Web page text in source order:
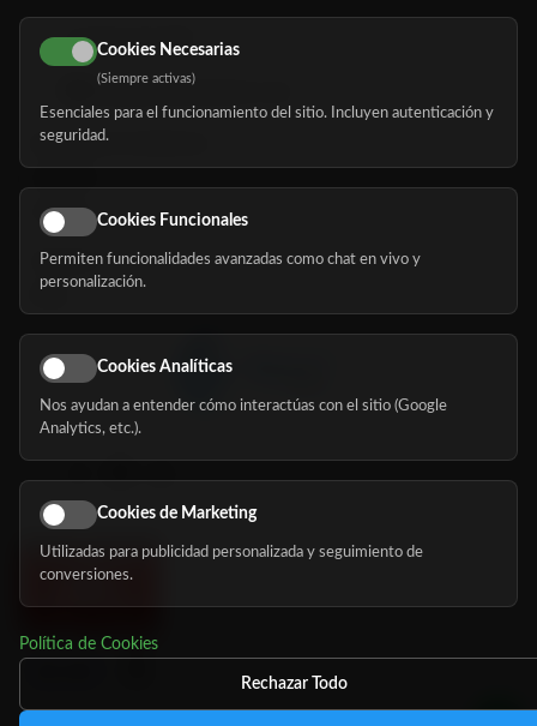
616 113 103
hola@mundomayor.com
Buscador de residencias
Eventos
Nosotros
Síguenos
Cookies Necesarias
(Siempre activas)
Esenciales para el funcionamiento del sitio. Incluyen autenticación y
seguridad.
Cookies Funcionales
Permiten funcionalidades avanzadas como chat en vivo y
personalización.
Cookies Analíticas
Nos ayudan a entender cómo interactúas con el sitio (Google
Analytics, etc.).
Cookies de Marketing
Utilizadas para publicidad personalizada y seguimiento de
conversiones.
Política de Cookies
Rechazar Todo